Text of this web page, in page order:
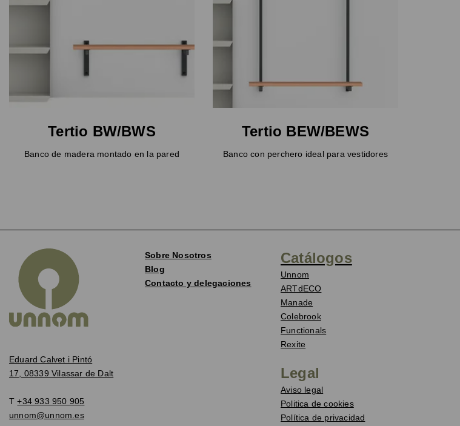
Tertio BW/BWS
Banco de madera montado en la pared
Tertio BEW/BEWS
Banco con perchero ideal para vestidores
Eduard Calvet i Pintó
17, 08339 Vilassar de Dalt
T+34 933 950 905
unnom@unnom.es
Sobre Nosotros
Blog
Contacto y delegaciones
Catálogos
Unnom
ARTdECO
Manade
Colebrook
Functionals
Rexite
Legal
Aviso legal
Politica de cookies
Política de privacidad